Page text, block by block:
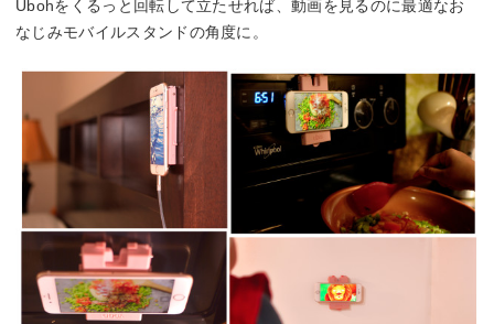
Ubohをくるっと回転して立たせれば、動画を見るのに最適なお
なじみモバイルスタンドの角度に。